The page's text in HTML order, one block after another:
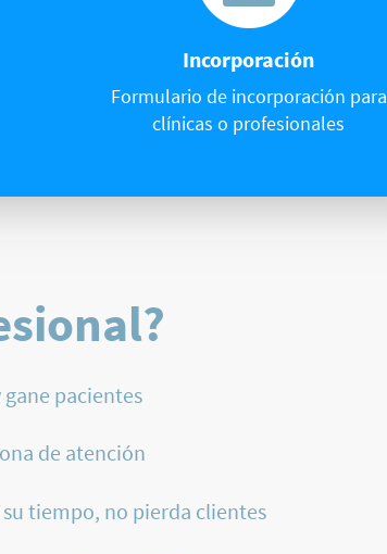
Incorporación
Formulario de incorporación para
clínicas o profesionales
gane pacientes
de atención
tiempo, no pierda clientes